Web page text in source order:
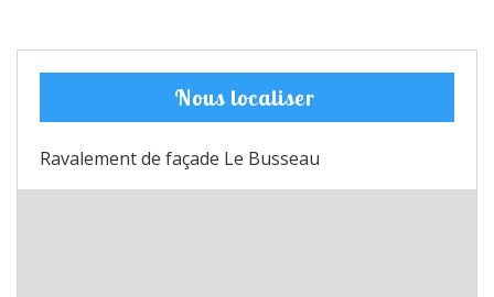
Nous localiser
Ravalement de façade Le Busseau